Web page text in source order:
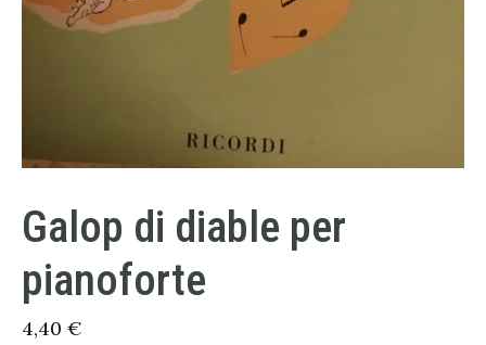
Galop di diable per
pianoforte
4,40 €